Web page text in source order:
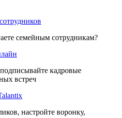
семейным сотрудникам?
кадровые
встреч
настройте воронку,